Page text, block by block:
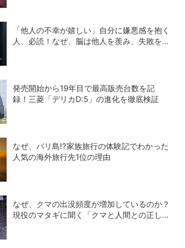
「他人の不幸が嬉しい」自分に嫌悪感を抱く
人、必読！なぜ、脳は他人を羨み、失敗を喜
発売開始から19年目で最高販売台数を記
録！三菱「デリカD:5」の進化を徹底検証
なぜ、バリ島!?家族旅行の体験記でわかった
人気の海外旅行先1位の理由
なぜ、クマの出没頻度が増加しているのか？
現役のマタギに聞く「クマと人間との正しい